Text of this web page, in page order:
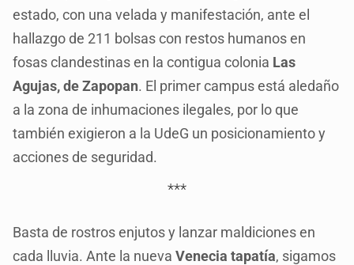
estado, con una velada y manifestación, ante el
hallazgo de 211 bolsas con restos humanos en
fosas clandestinas en la contigua colonia Las
Agujas, de Zapopan. El primer campus está aledaño
a la zona de inhumaciones ilegales, por lo que
también exigieron a la UdeG un posicionamiento y
acciones de seguridad.
***
Basta de rostros enjutos y lanzar maldiciones en
cada lluvia. Ante la nuevaVenecia tapatía, sigamos